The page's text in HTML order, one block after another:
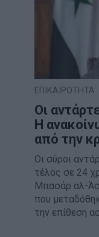
ΕΠΙΚΑΙΡΟΤΗΤΑ
Οι
Η
από την
Οι σύροι
τέλος σε 24
Μπασάρ αλ-
που
την επίθεση